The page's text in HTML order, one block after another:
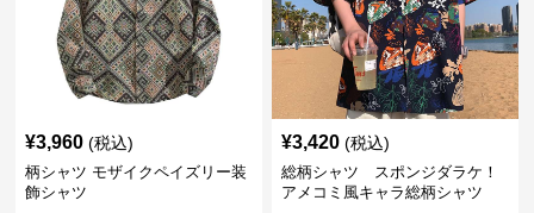
¥3,960 (税込)
柄シャツ モザイクペイズリー装
飾シャツ
¥3,420 (税込)
総柄シャツ スポンジダラケ！
アメコミ風キャラ総柄シャツ